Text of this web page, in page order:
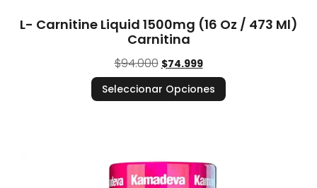
L- Carnitine Liquid 1500mg (16 Oz / 473 Ml)
Carnitina
$94.000 $74.999
Seleccionar Opciones